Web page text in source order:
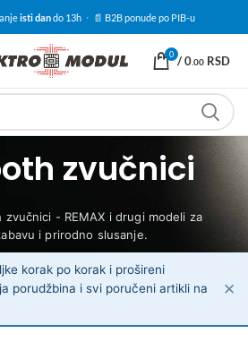
isti dando 13h · 📄 B2B ponude po PIB-u
0 /0.00 RSD
zvučnici
- REMAX i drugi modeli za
i prirodno slusanje.
korak po korak i prošireni
porudžbina i svi poručeni artikli na
✕